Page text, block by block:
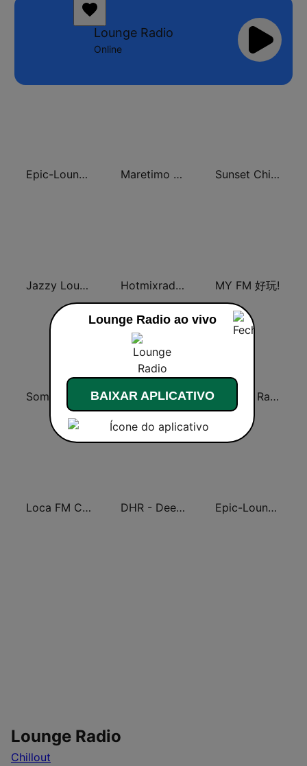
Lounge Radio
Online
Epic-Lounge - Chillout Lounge Maretimo Lounge Radio Sunset Chillout Lounge
Jazzy Lounge radio Hotmixradio Lounge MY FM 好玩!
SomaFM - Groove Salad Chillout Lounge Radio Lounge Radio Ibiza
Loca FM Chill Out DHR - Deep House Radio Epic-Lounge - Soft House Lounge
Lounge Radio
Chillout
Lounge Radio ao vivo
BAIXAR APLICATIVO